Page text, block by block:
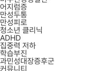
어지럼증
만성두통
만성피로
청소년 클리닉
ADHD
집중력 저하
학습부진
과민성대장증후군
커뮤니티